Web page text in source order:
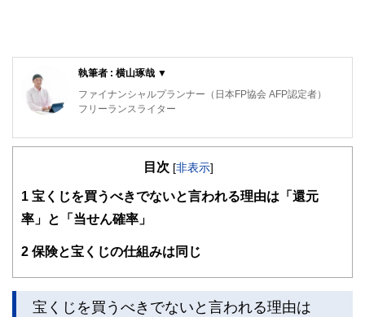
執筆者 : 横山琢哉 ▼
ファイナンシャルプランナー（日本FP協会 AFP認定者）
フリーランスライター
保険を得意ジャンルとするFP・フリーライター。
を売らずに1年で辞めた経験を持つ。
ます。
目次 [非表示]
1 宝くじを買うべきでないと言われる理由は「還元
率」と「当せん確率」
2 保険と宝くじの仕組みは同じ
宝くじを買うべきでないと言われる理由は